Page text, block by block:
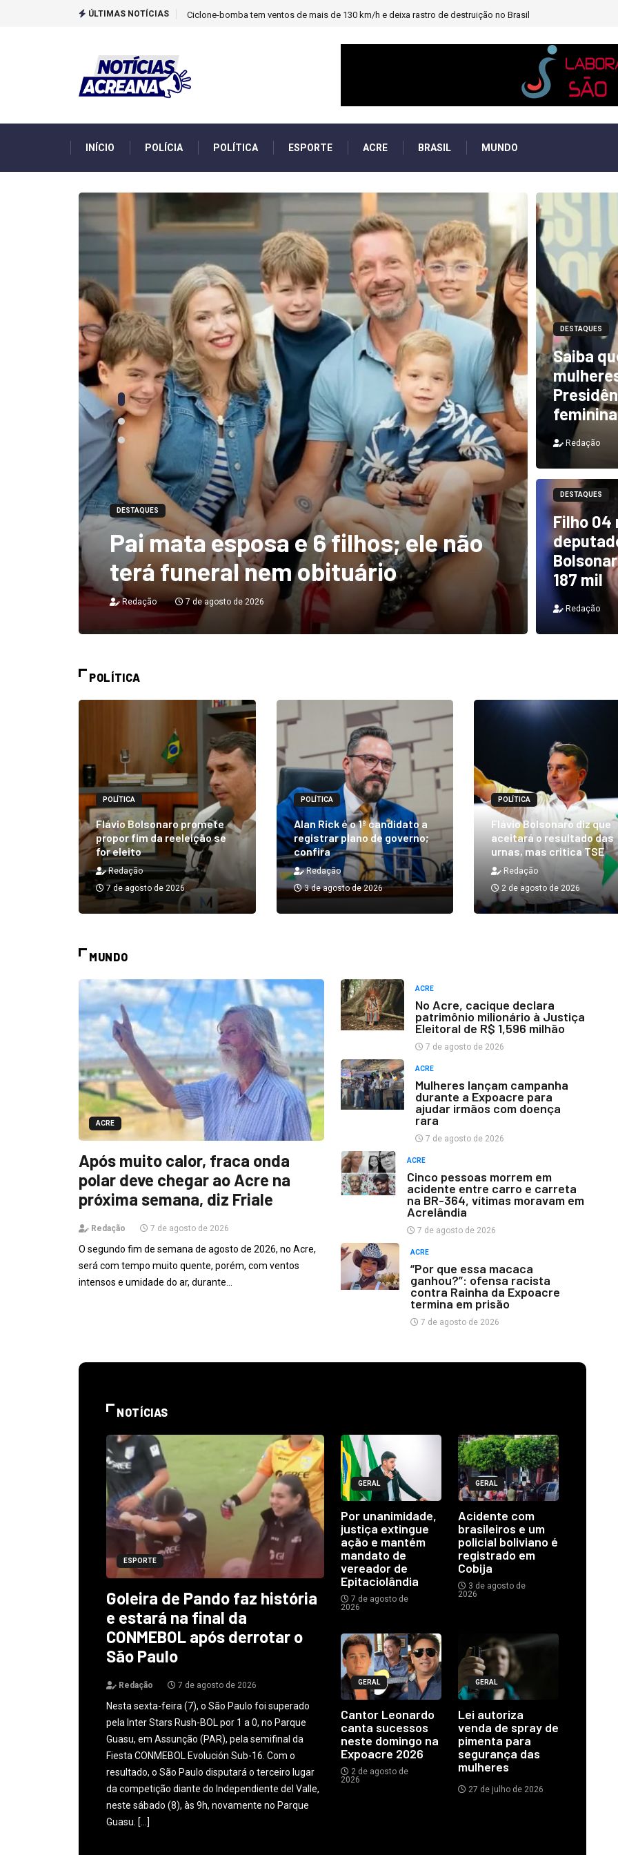
ÚLTIMAS NOTÍCIAS TCU identificou desvios de dinheiro e PF investigará emendas Pix
INÍCIO POLÍCIA POLÍTICA ESPORTE ACRE BRASIL MUNDO
DESTAQUES
Ciclone-bomba tem ventos de mais
de 130 km/h e deixa rastro de
destruição no Brasil
Redação 7 de agosto de 2026
TCU
e PF
DESTAQUES
Saiba
Redação
DESTAQUES
Filho 04
187 mil
Redação
POLÍTICA
POLÍTICA
Flávio Bolsonaro promete
propor fim da reeleição se
for eleito
Redação
7 de agosto de 2026
POLÍTICA
Alan Rick é o 1º candidato a
registrar plano de governo;
confira
Redação
3 de agosto de 2026
POLÍTICA
Flávio Bolsonaro diz que
aceitará o resultado das
urnas, mas critica TSE
Redação
2 de agosto de 2026
MUNDO
ACRE
Após muito calor, fraca onda
polar deve chegar ao Acre na
próxima semana, diz Friale
Redação 7 de agosto de 2026
O segundo fim de semana de agosto de 2026, no Acre,
será com tempo muito quente, porém, com ventos
intensos e umidade do ar, durante…
ACRE
No Acre, cacique declara
patrimônio milionário à Justiça
Eleitoral de R$ 1,596 milhão
7 de agosto de 2026
ACRE
Mulheres lançam campanha
durante a Expoacre para
ajudar irmãos com doença
rara
7 de agosto de 2026
ACRE
Cinco pessoas morrem em
acidente entre carro e carreta
na BR-364, vítimas moravam em
Acrelândia
7 de agosto de 2026
ACRE
“Por que essa macaca
ganhou?”: ofensa racista
contra Rainha da Expoacre
termina em prisão
7 de agosto de 2026
NOTÍCIAS
ESPORTE
Goleira de Pando faz história
e estará na final da
CONMEBOL após derrotar o
São Paulo
Redação 7 de agosto de 2026
Nesta sexta-feira (7), o São Paulo foi superado
pela Inter Stars Rush-BOL por 1 a 0, no Parque
Guasu, em Assunção (PAR), pela semifinal da
Fiesta CONMEBOL Evolución Sub-16. Com o
resultado, o São Paulo disputará o terceiro lugar
da competição diante do Independiente del Valle,
neste sábado (8), às 9h, novamente no Parque
Guasu. […]
GERAL
Por unanimidade,
justiça extingue
ação e mantém
mandato de
vereador de
Epitaciolândia
7 de agosto de
2026
GERAL
Acidente com
brasileiros e um
policial boliviano é
registrado em
Cobija
3 de agosto de
2026
GERAL
Cantor Leonardo
canta sucessos
neste domingo na
Expoacre 2026
2 de agosto de
2026
GERAL
Lei autoriza
venda de spray de
pimenta para
segurança das
mulheres
27 de julho de 2026